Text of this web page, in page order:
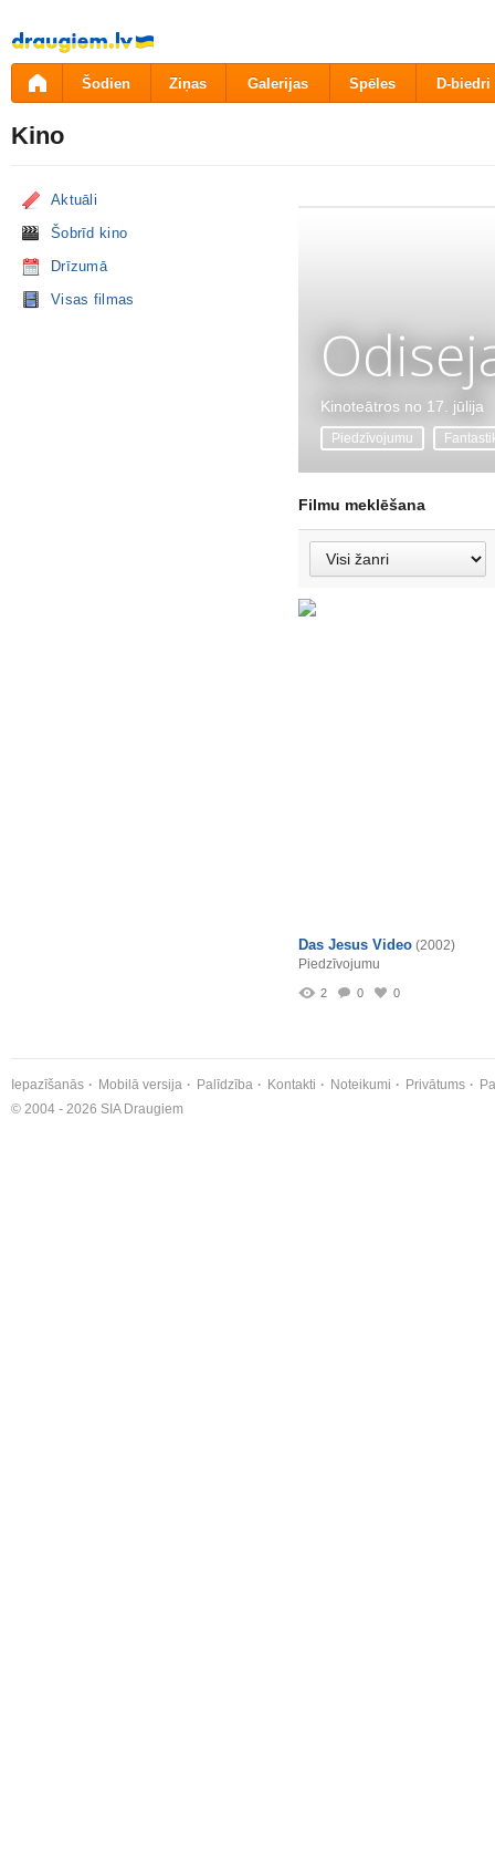
Pāriet
uz
saturu
Šodien Ziņas Galerijas Spēles D-biedri
Kino
Aktuāli
Šobrīd kino
Drīzumā
Visas filmas
Kinoteātros no 17. jūlija
Piedzīvojumu
Filmu meklēšana
Das Jesus Video (2002)
Piedzīvojumu
2 0 0
Iepazīšanās Mobilā versija Palīdzība Kontakti Noteikumi Privātums
© 2004 - 2026 SIA Draugiem